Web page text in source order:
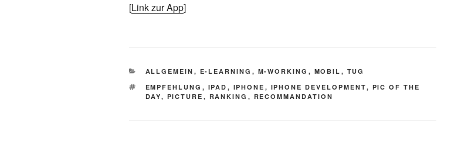
[Link zur App]
KATEGORIEN
ALLGEMEIN , E-LEARNING , M-WORKING , MOBIL , TUG
SCHLAGWÖRTER
EMPFEHLUNG , IPAD , IPHONE , IPHONE DEVELOPMENT, PIC OF THE
DAY, PICTURE , RANKING , RECOMMANDATION